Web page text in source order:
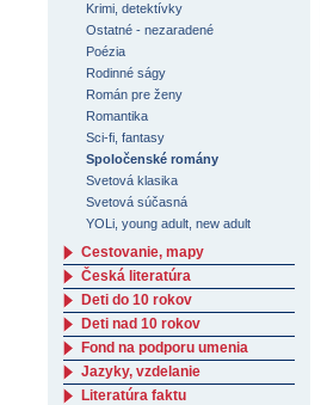
Krimi, detektívky
Ostatné - nezaradené
Poézia
Rodinné ságy
Román pre ženy
Romantika
Sci-fi, fantasy
Spoločenské romány
Svetová klasika
Svetová súčasná
YOLi, young adult, new adult
Cestovanie, mapy
Česká literatúra
Deti do 10 rokov
Deti nad 10 rokov
Fond na podporu umenia
Jazyky, vzdelanie
Literatúra faktu